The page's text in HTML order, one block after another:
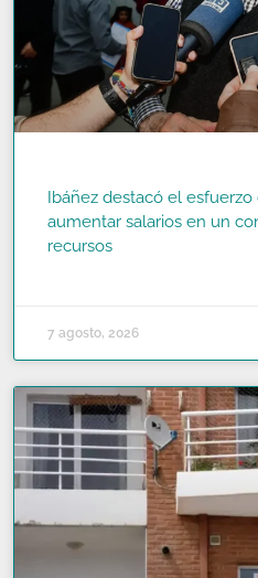
Ibáñez destacó el esfuerzo
aumentar salarios en un
recursos
7 agosto, 2026